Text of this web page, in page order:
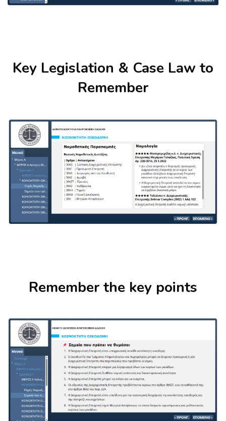
Key Legislation & Case Law to
Remember
Remember the key points